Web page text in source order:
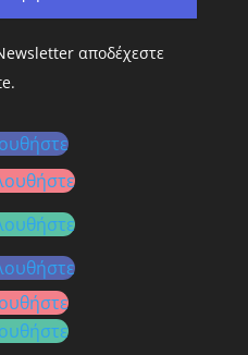
αποδέχεστε